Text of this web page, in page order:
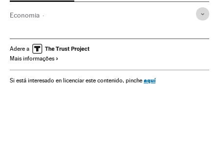
Economia
América Coronavirus Covid-19
Adere a
Mais informações
Si está interesado en licenciar este contenido, pinche aquí